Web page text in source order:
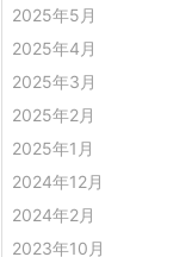
2025年5月
2025年4月
2025年3月
2025年2月
2025年1月
2024年12月
2024年2月
2023年10月